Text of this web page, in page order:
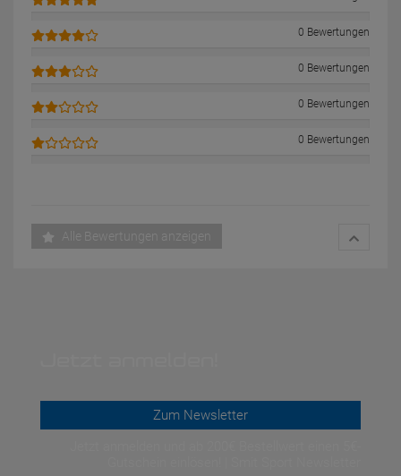
0 Bewertungen
0 Bewertungen
0 Bewertungen
0 Bewertungen
Alle Bewertungen anzeigen
Zum Newsletter